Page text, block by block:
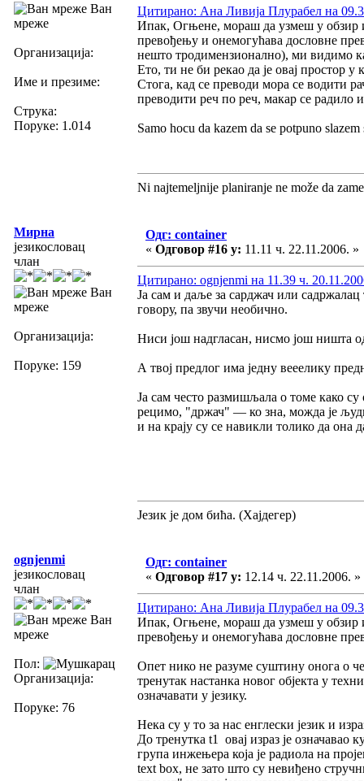
Ван
мреже
Организација:
Име и презиме:
Струка:
Поруке: 1.014
Цитирано: Ана Ливија Плурабел на
Ипак, Огњене, мораш да узмеш у обзир
превођењу и онемогућава дословне
нешто тродимензионално), ми видимо
Ето, ти не би рекао да је овај простор у
Стога, кад се преводи мора се водити
преводити реч по реч, макар се радило
Samo hocu da kazem da se potpuno
Ni najtemeljnije planiranje ne može da
Мирна
језикословац
члан
Ван
мреже
Организација:
Поруке: 159
Одг: container
« Одговор #16 у: 11.11 ч. 22.11.2006. »
Цитирано: ognjenmi на 11.39 ч.
Ја сам и даље за сарджач или садржалац
говору, па звучи необично.
Ниси још надгласан, нисмо још ништа
А твој предлог има једну вееелику
Ја сам често размишљала о томе како
рецимо, "држач" — ко зна, можда је
и на крају су се навикли толико да она
Језик је дом бића. (Хајдегер)
ognjenmi
језикословац
члан
Ван
мреже
Пол:
Организација:
Поруке: 76
Одг: container
« Одговор #17 у: 12.14 ч. 22.11.2006. »
Цитирано: Ана Ливија Плурабел на
Ипак, Огњене, мораш да узмеш у обзир
превођењу и онемогућава дословне
Опет нико не разуме суштину онога о
тренутак настанка новог објекта у
означавати у језику.
Нека су у то за нас енглески језик и
До тренутка t1 овај израз је означавао
група инжењера која је радиола на
text box, не зато што су невиђено